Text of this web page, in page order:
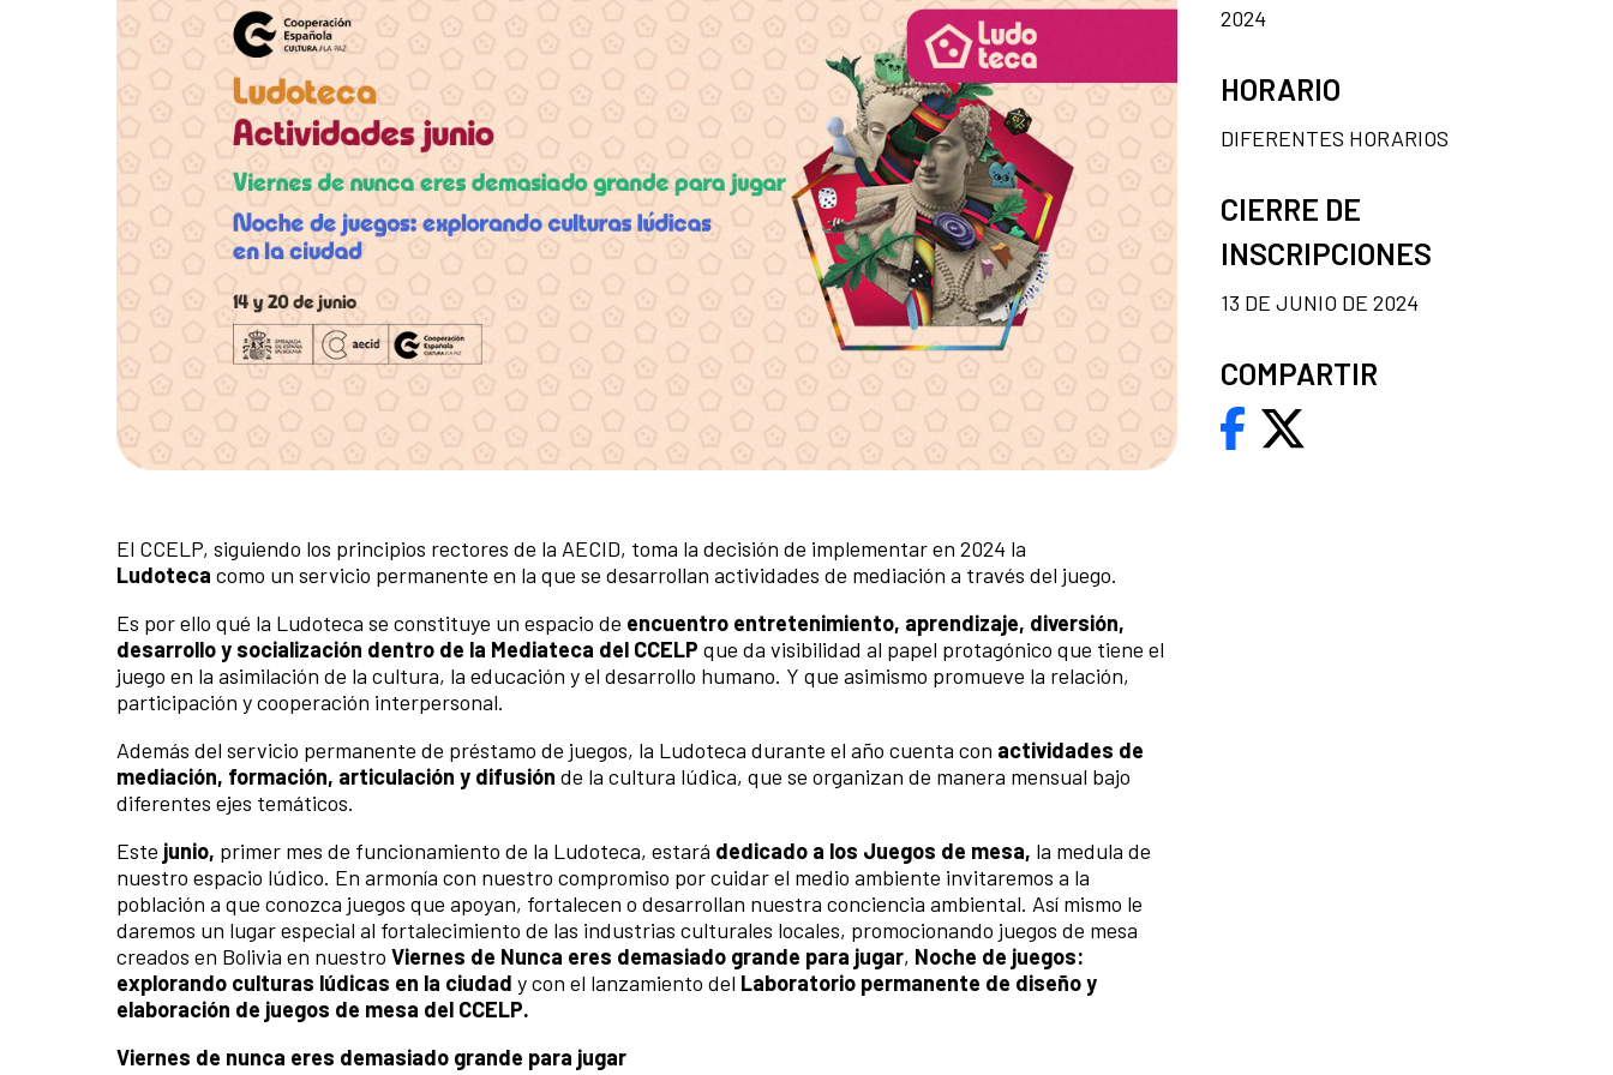
El CCELP, siguiendo los principios rectores de la AECID, toma la decisión de implementar en 2024 la
Ludoteca como un servicio permanente en la que se desarrollan actividades de mediación a través del juego.
Es por ello qué la Ludoteca se constituye un espacio de encuentro entretenimiento, aprendizaje, diversión,
desarrollo y socialización dentro de la Mediateca del CCELP que da visibilidad al papel protagónico que tiene el
juego en la asimilación de la cultura, la educación y el desarrollo humano. Y que asimismo promueve la relación,
participación y cooperación interpersonal.
Además del servicio permanente de préstamo de juegos, la Ludoteca durante el año cuenta con actividades de
mediación, formación, articulación y difusión de la cultura lúdica, que se organizan de manera mensual bajo
diferentes ejes temáticos.
Este junio, primer mes de funcionamiento de la Ludoteca, estará dedicado a los Juegos de mesa, la medula de
nuestro espacio lúdico. En armonía con nuestro compromiso por cuidar el medio ambiente invitaremos a la
población a que conozca juegos que apoyan, fortalecen o desarrollan nuestra conciencia ambiental. Así mismo le
daremos un lugar especial al fortalecimiento de las industrias culturales locales, promocionando juegos de mesa
creados en Bolivia en nuestro Viernes de Nunca eres demasiado grande para jugar, Noche de juegos:
explorando culturas lúdicas en la ciudad y con el lanzamiento del Laboratorio permanente de diseño y
elaboración de juegos de mesa del CCELP.
Viernes de nunca eres demasiado grande para jugar
2024
HORARIO
DIFERENTES HORARIOS
CIERRE DE
INSCRIPCIONES
13 DE JUNIO DE 2024
COMPARTIR